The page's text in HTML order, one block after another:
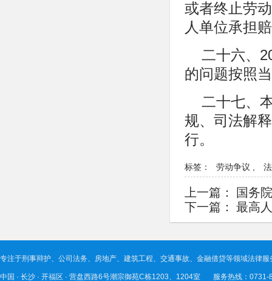
或者终止劳
人单位承担
二十六、
的问题按照
二十七、
规、司法解
行。
标签： 劳动争议
上一篇：
国务
下一篇：
最高
专注于刑事辩护、公司法务、房地产、建筑工程、交通事故、金融借贷等领域法律服
中国 · 长沙 · 开福区 · 营盘西路6号潮宗御苑C栋1203、1204室 服务热线：0731-